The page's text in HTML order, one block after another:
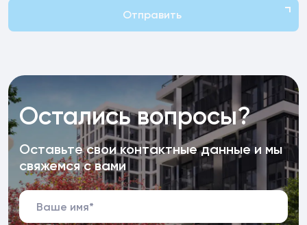
Отправить
Остались вопросы?
Оставьте свои контактные данные и мы
свяжемся с вами